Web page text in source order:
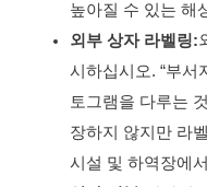
높아질 수 있는 해
외부 상자 라벨링:
시하십시오. “부서
토그램을 다루는
장하지 않지만 라
시설 및 하역장에